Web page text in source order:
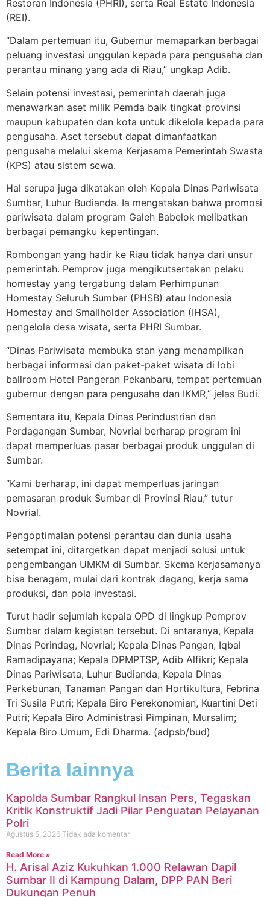
Restoran Indonesia (PHRI), serta Real Estate Indonesia
(REI).
“Dalam pertemuan itu, Gubernur memaparkan berbagai
peluang investasi unggulan kepada para pengusaha dan
perantau minang yang ada di Riau,” ungkap Adib.
Selain potensi investasi, pemerintah daerah juga
menawarkan aset milik Pemda baik tingkat provinsi
maupun kabupaten dan kota untuk dikelola kepada para
pengusaha. Aset tersebut dapat dimanfaatkan
pengusaha melalui skema Kerjasama Pemerintah Swasta
(KPS) atau sistem sewa.
Hal serupa juga dikatakan oleh Kepala Dinas Pariwisata
Sumbar, Luhur Budianda. Ia mengatakan bahwa promosi
pariwisata dalam program Galeh Babelok melibatkan
berbagai pemangku kepentingan.
Rombongan yang hadir ke Riau tidak hanya dari unsur
pemerintah. Pemprov juga mengikutsertakan pelaku
homestay yang tergabung dalam Perhimpunan
Homestay Seluruh Sumbar (PHSB) atau Indonesia
Homestay and Smallholder Association (IHSA),
pengelola desa wisata, serta PHRI Sumbar.
“Dinas Pariwisata membuka stan yang menampilkan
berbagai informasi dan paket-paket wisata di lobi
ballroom Hotel Pangeran Pekanbaru, tempat pertemuan
gubernur dengan para pengusaha dan IKMR,” jelas Budi.
Sementara itu, Kepala Dinas Perindustrian dan
Perdagangan Sumbar, Novrial berharap program ini
dapat memperluas pasar berbagai produk unggulan di
Sumbar.
“Kami berharap, ini dapat memperluas jaringan
pemasaran produk Sumbar di Provinsi Riau,” tutur
Novrial.
Pengoptimalan potensi perantau dan dunia usaha
setempat ini, ditargetkan dapat menjadi solusi untuk
pengembangan UMKM di Sumbar. Skema kerjasamanya
bisa beragam, mulai dari kontrak dagang, kerja sama
produksi, dan pola investasi.
Turut hadir sejumlah kepala OPD di lingkup Pemprov
Sumbar dalam kegiatan tersebut. Di antaranya, Kepala
Dinas Perindag, Novrial; Kepala Dinas Pangan, Iqbal
Ramadipayana; Kepala DPMPTSP, Adib Alfikri; Kepala
Dinas Pariwisata, Luhur Budianda; Kepala Dinas
Perkebunan, Tanaman Pangan dan Hortikultura, Febrina
Tri Susila Putri; Kepala Biro Perekonomian, Kuartini Deti
Putri; Kepala Biro Administrasi Pimpinan, Mursalim;
Kepala Biro Umum, Edi Dharma. (adpsb/bud)
Berita lainnya
Kapolda Sumbar Rangkul Insan Pers, Tegaskan
Kritik Konstruktif Jadi Pilar Penguatan Pelayanan
Polri
Agustus 5, 2026 Tidak ada komentar
Read More »
H. Arisal Aziz Kukuhkan 1.000 Relawan Dapil
Sumbar II di Kampung Dalam, DPP PAN Beri
Dukungan Penuh